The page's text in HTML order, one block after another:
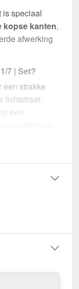
is speciaal
kopse kanten,
afwerking
7 | Set?
een strakke
lichtstraat.
een
Helder met
1/7 | Set –
van uw
uitgezonderd